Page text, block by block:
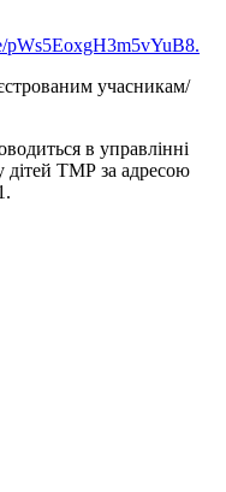
pWs5EoxgH3m5vYuB8.
учасникам/
в управлінні
дітей ТМР за адресою